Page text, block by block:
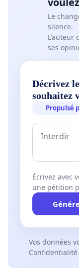
Le
silence.
L'auteur
ses
Décrivez
souhaitez
Propulsé
Écrivez avec
une pétition
Vos données